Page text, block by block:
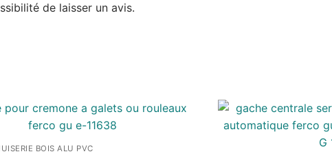
de laisser un avis.
BOIS ALU PVC